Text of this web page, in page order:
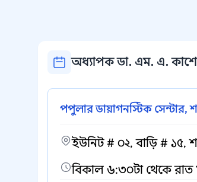
অধ্যাপক ডা. এম. এ. কাশেম
পপুলার ডায়াগনস্টিক সেন্টার,
ইউনিট # ০২, বাড়ি # ১৫,
বিকাল ৬:৩০টা থেকে